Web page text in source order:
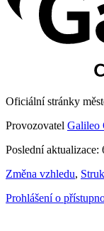
Oficiální stránky
Provozovatel Galileo
Poslední aktualizace:
Změna vzhledu,
Prohlášení o